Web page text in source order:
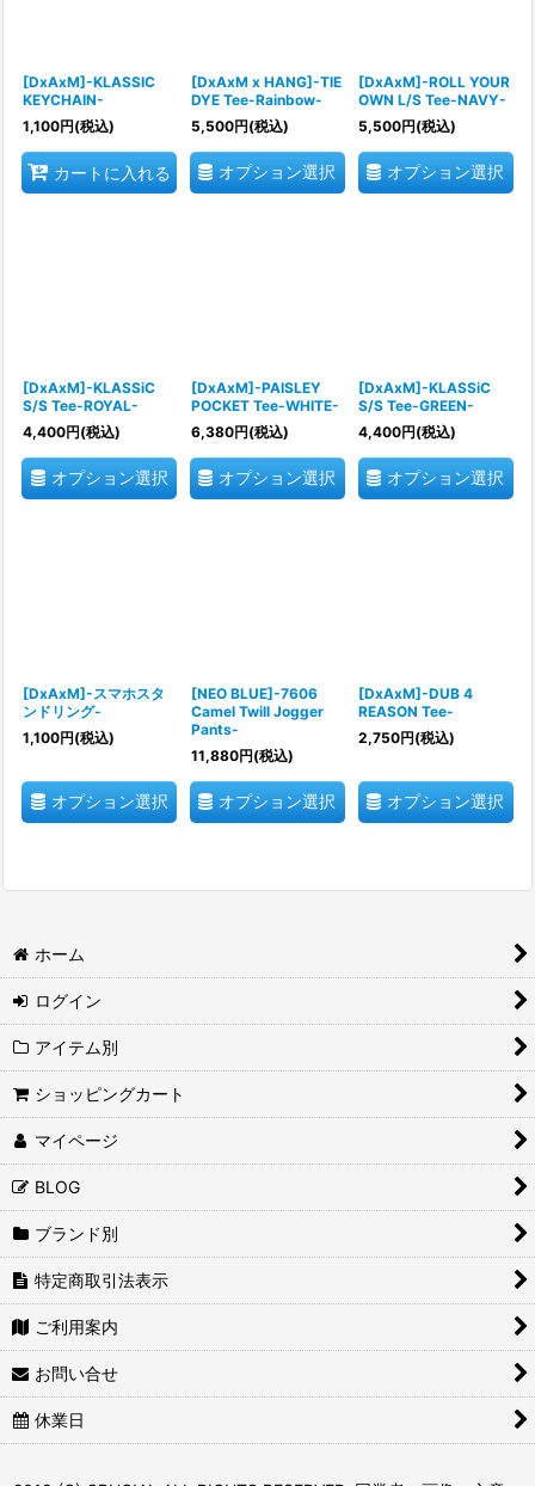
[DxAxM]-KLASSIC
KEYCHAIN-
1,100円(税込)
カートに入れる
[DxAxM x HANG]-TIE
DYE Tee-Rainbow-
5,500円(税込)
オプション選択
[DxAxM]-ROLL YOUR
OWN L/S Tee-NAVY-
5,500円(税込)
オプション選択
[DxAxM]-KLASSiC
S/S Tee-ROYAL-
4,400円(税込)
オプション選択
[DxAxM]-PAISLEY
POCKET Tee-WHITE-
6,380円(税込)
オプション選択
[DxAxM]-KLASSiC
S/S Tee-GREEN-
4,400円(税込)
オプション選択
[DxAxM]-スマホスタ
ンドリング-
1,100円(税込)
オプション選択
[NEO BLUE]-7606
Camel Twill Jogger
Pants-
11,880円(税込)
オプション選択
[DxAxM]-DUB 4
REASON Tee-
2,750円(税込)
オプション選択
ホーム
ログイン
アイテム別
ショッピングカート
マイページ
BLOG
ブランド別
特定商取引法表示
ご利用案内
お問い合せ
休業日